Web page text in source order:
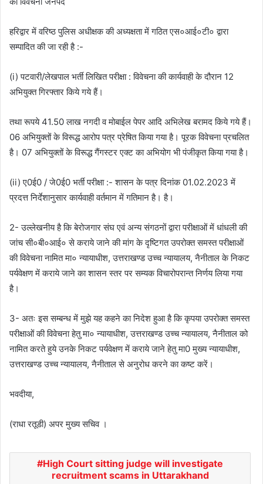
हरिद्वार में वरिष्ठ पुलिस अधीक्षक की अध्यक्षता में गठित एस०आई०टी० द्वारा
सम्पादित की जा रही है :-
(i) पटवारी/लेखपाल भर्ती लिखित परीक्षा : विवेचना की कार्यवाही के दौरान 12
अभियुक्त गिरफ्तार किये गये हैं।
तथा रूपये 41.50 लाख नगदी व मोबाईल पेपर आदि अभिलेख बरामद किये गये हैं।
06 अभियुक्तों के विरूद्ध आरोप पत्र प्रेषित किया गया है। पूरक विवेचना प्रचलित
है। 07 अभियुक्तों के विरूद्ध गैंगस्टर एक्ट का अभियोग भी पंजीकृत किया गया है।
(ii) ए0ई0 / जे0ई0 भर्ती परीक्षा :- शासन के पत्र दिनांक 01.02.2023 में
प्रदत्त निर्देशानुसार कार्यवाही वर्तमान में गतिमान है। है।
2- उल्लेखनीय है कि बेरोजगार संघ एवं अन्य संगठनों द्वारा परीक्षाओं में धांधली की
जांच सी०बी०आई० से कराये जाने की मांग के दृष्टिगत उपरोक्त समस्त परीक्षाओं
की विवेचना नामित मा० न्यायाधीश, उत्तराखण्ड उच्च न्यायालय, नैनीताल के निकट
पर्यवेक्षण में कराये जाने का शासन स्तर पर सम्यक विचारोपरान्त निर्णय लिया गया
है।
3- अतः इस सम्बन्ध में मुझे यह कहने का निदेश हुआ है कि कृपया उपरोक्त समस्त
परीक्षाओं की विवेचना हेतु मा० न्यायाधीश, उत्तराखण्ड उच्च न्यायालय, नैनीताल को
नामित करते हुये उनके निकट पर्यवेक्षण में कराये जाने हेतु मा0 मुख्य न्यायाधीश,
उत्तराखण्ड उच्च न्यायालय, नैनीताल से अनुरोध करने का कष्ट करें।
भवदीया,
(राधा रतूडी) अपर मुख्य सचिव ।
High Court sitting judge will investigate
recruitment scams in Uttarakhand